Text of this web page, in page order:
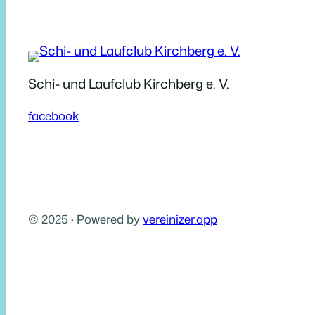
Schi- und Laufclub Kirchberg e. V.
facebook
© 2025 · Powered byvereinizer.app